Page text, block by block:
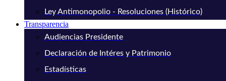
Ley Antimonopolio - Resoluciones (Histórico)
Transparencia
Audiencias Presidente
Declaración de Intéres y Patrimonio
Estadísticas